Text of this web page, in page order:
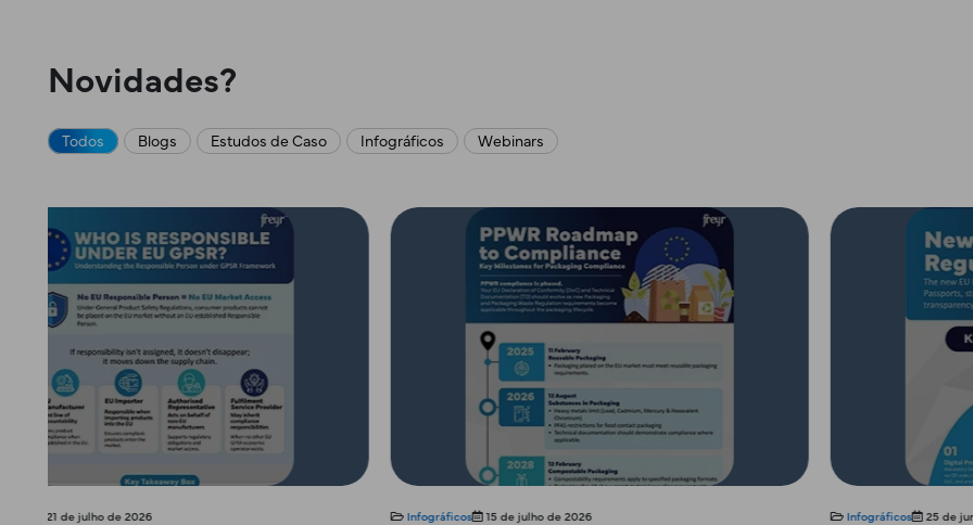
Novidades?
Todos Blogs Estudos de Caso Infográficos Webinars
Infográficos 15 de julho de 2026 Infográficos 25 de junho de 2026 Blogs